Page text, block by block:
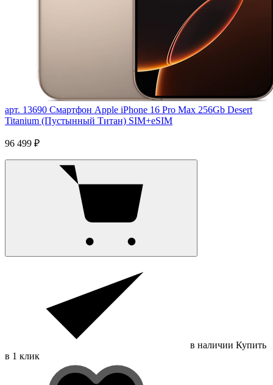
арт. 13690 Смартфон Apple iPhone 16 Pro Max 256Gb Desert
Titanium (Пустынный Титан) SIM+eSIM
96 499 ₽
в наличии Купить
в 1 клик